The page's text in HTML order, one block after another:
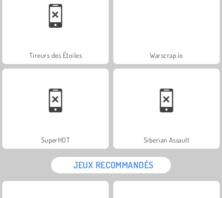
Tireurs des Étoiles Warscrap.io
SuperHOT Siberian Assault
JEUX RECOMMANDÉS